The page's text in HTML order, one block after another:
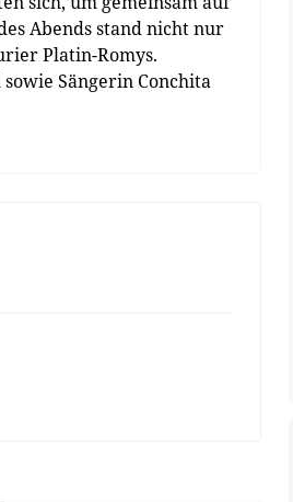
Abends stand nicht nur
Platin-Romys.
Sängerin Conchita